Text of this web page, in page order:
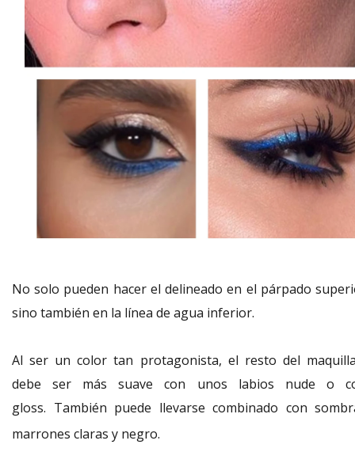
No solo pueden hacer el delineado en el párpado
sino también en la línea de agua inferior.
Al ser un color tan protagonista, el resto del
debe ser más suave con unos labios nude o
gloss. También puede llevarse combinado con
marrones claras y negro.